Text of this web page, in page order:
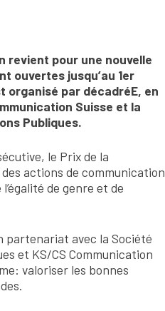
revient pour une nouvelle
ouvertes jusqu’au 1er
organisé par décadréE, en
Suisse et la
Publiques.
le Prix de la
actions de communication
de genre et de
partenariat avec la Société
et KS/CS Communication
valoriser les bonnes